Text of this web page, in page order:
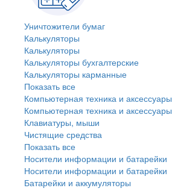
Уничтожители бумаг
Калькуляторы
Калькуляторы
Калькуляторы бухгалтерские
Калькуляторы карманные
Показать все
Компьютерная техника и аксессуары
Компьютерная техника и аксессуары
Клавиатуры, мыши
Чистящие средства
Показать все
Носители информации и батарейки
Носители информации и батарейки
Батарейки и аккумуляторы